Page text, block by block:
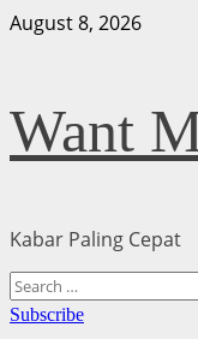
Skip
August 8, 2026
Want
Kabar Paling Cepat
Primary
Menu
Search
for:
Subscribe